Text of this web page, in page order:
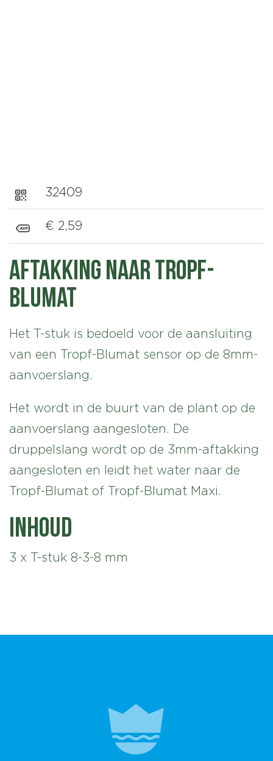
32409
€ 2,59
Aftakking naar Tropf-
Blumat
Het T-stuk is bedoeld voor de aansluiting
van een Tropf-Blumat sensor op de 8mm-
aanvoerslang.
Het wordt in de buurt van de plant op de
aanvoerslang aangesloten. De
druppelslang wordt op de 3mm-aftakking
aangesloten en leidt het water naar de
Tropf-Blumat of Tropf-Blumat Maxi.
Inhoud
3 x T-stuk 8-3-8 mm